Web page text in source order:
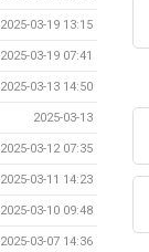
2025-03-19 13:15
2025-03-19 07:41
2025-03-13 14:50
2025-03-13
2025-03-12 07:35
2025-03-11 14:23
2025-03-10 09:48
2025-03-07 14:36